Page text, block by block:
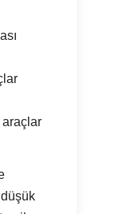
düşük